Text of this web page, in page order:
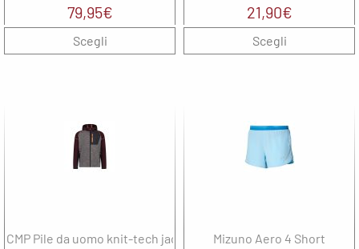
79,95€
Scegli
21,90€
Scegli
CMP Pile da uomo knit-tech jacquard Mizuno Aero 4 Short